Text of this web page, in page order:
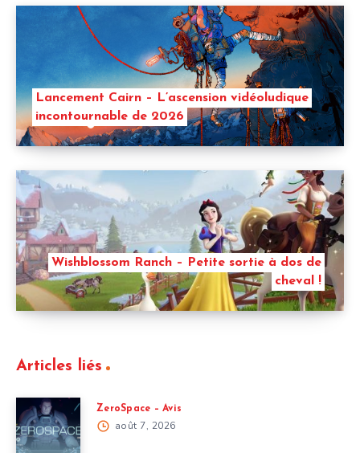
Lancement Cairn – L’ascension vidéoludique
incontournable de 2026
Wishblossom Ranch – Petite sortie à dos de
cheval !
Articles liés
ZeroSpace – Avis
août 7, 2026